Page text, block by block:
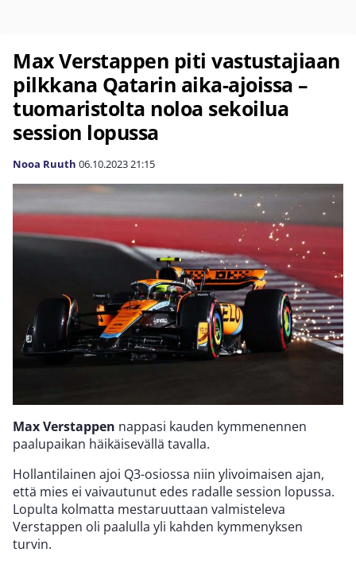
Max Verstappen piti vastustajiaan
pilkkana Qatarin aika-ajoissa –
tuomaristolta noloa sekoilua
session lopussa
Nooa Ruuth 06.10.202321:15
Max Verstappen nappasi kauden kymmenennen
paalupaikan häikäisevällä tavalla.
Hollantilainen ajoi Q3-osiossa niin ylivoimaisen ajan,
että mies ei vaivautunut edes radalle session lopussa.
Lopulta kolmatta mestaruuttaan valmisteleva
Verstappen oli paalulla yli kahden kymmenyksen
turvin.